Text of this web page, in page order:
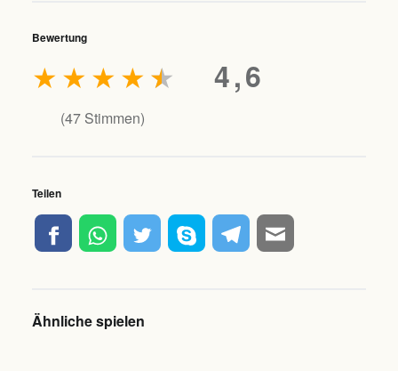
Bewertung
4,6
★
★
★
★
★
(47Stimmen)
Teilen
Ähnliche spielen